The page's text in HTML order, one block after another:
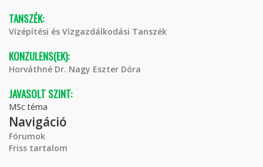
TANSZÉK:
Vízépítési és Vízgazdálkodási Tanszék
KONZULENS(EK):
Horváthné Dr. Nagy Eszter Dóra
JAVASOLT SZINT:
MSc téma
Navigáció
Fórumok
Friss tartalom